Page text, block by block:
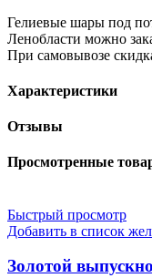
Гелиевые шары под
Ленобласти можно
При самовывозе
Характеристики
Отзывы
Просмотренные
Быстрый просмотр
Добавить в список
Золотой